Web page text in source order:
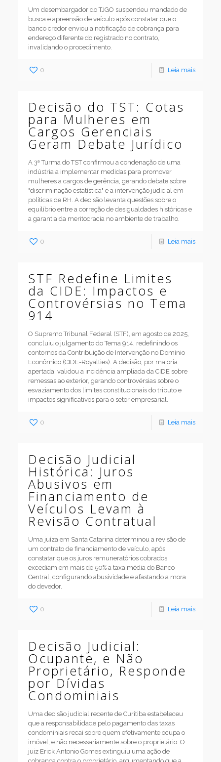
Um desembargador do TJGO suspendeu mandado de
busca e apreensão de veículo após constatar que o
banco credor enviou a notificação de cobrança para
endereço diferente do registrado no contrato,
invalidando o procedimento.
0 Leia mais
Decisão do TST: Cotas
para Mulheres em
Cargos Gerenciais
Geram Debate Jurídico
A 3ª Turma do TST confirmou a condenação de uma
indústria a implementar medidas para promover
mulheres a cargos de gerência, gerando debate sobre
"discriminação estatística" e a intervenção judicial em
políticas de RH. A decisão levanta questões sobre o
equilíbrio entre a correção de desigualdades históricas e
a garantia da meritocracia no ambiente de trabalho.
0 Leia mais
STF Redefine Limites
da CIDE: Impactos e
Controvérsias no Tema
914
O Supremo Tribunal Federal (STF), em agosto de 2025,
concluiu o julgamento do Tema 914, redefinindo os
contornos da Contribuição de Intervenção no Domínio
Econômico (CIDE-Royalties). A decisão, por maioria
apertada, validou a incidência ampliada da CIDE sobre
remessas ao exterior, gerando controvérsias sobre o
esvaziamento dos limites constitucionais do tributo e
impactos significativos para o setor empresarial.
0 Leia mais
Decisão Judicial
Histórica: Juros
Abusivos em
Financiamento de
Veículos Levam à
Revisão Contratual
Uma juíza em Santa Catarina determinou a revisão de
um contrato de financiamento de veículo, após
constatar que os juros remuneratórios cobrados
excediam em mais de 50% a taxa média do Banco
Central, configurando abusividade e afastando a mora
do devedor.
0 Leia mais
Decisão Judicial:
Ocupante, e Não
Proprietário, Responde
por Dívidas
Condominiais
Uma decisão judicial recente de Curitiba estabeleceu
que a responsabilidade pelo pagamento das taxas
condominiais recai sobre quem efetivamente ocupa o
imóvel, e não necessariamente sobre o proprietário. O
juiz Erick Antonio Gomes extinguiu uma ação de